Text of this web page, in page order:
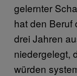
gelernter
hat den Beruf
drei Jahren
niedergelegt,
würden